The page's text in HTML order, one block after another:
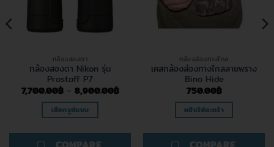
กล้องสองตา
กล้องสองตา Nikon รุ่น
Prostaff P7
7,700.00฿ – 8,900.00฿Price
range:
เลือกรูปแบบ
product
กล้องส่องทางไกล
เคสกล้องส่องทางไกลลายพราง
Bino Hide
750.00฿
หยิบใส่ตะกร้า